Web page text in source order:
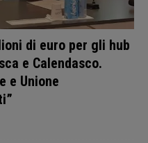
di euro per gli hub
e Calendasco.
e Unione